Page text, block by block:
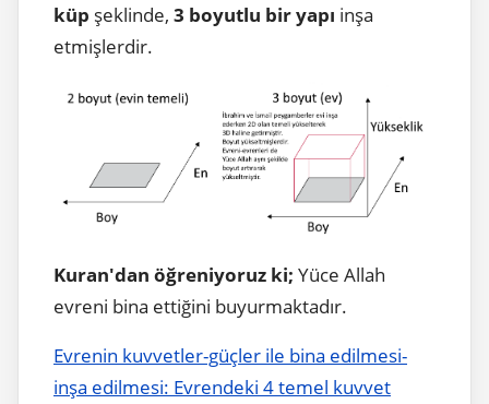
küp şeklinde, 3 boyutlu bir yapı inşa
etmişlerdir.
Kuran'dan öğreniyoruz ki; Yüce Allah
evreni bina ettiğini buyurmaktadır.
Evrenin kuvvetler-güçler ile bina edilmesi-
inşa edilmesi: Evrendeki 4 temel kuvvet